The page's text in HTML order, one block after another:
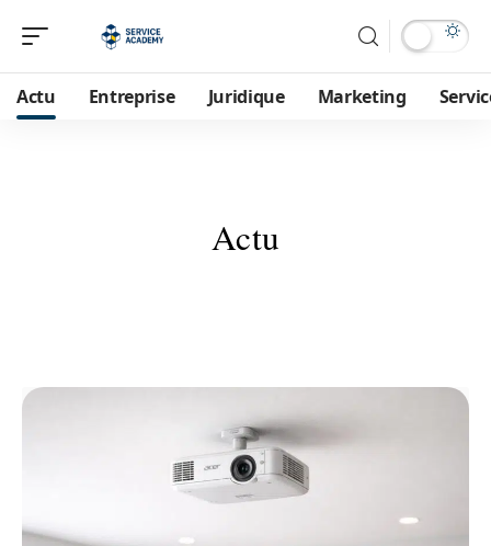
Actu Entreprise Juridique Marketing
Actu